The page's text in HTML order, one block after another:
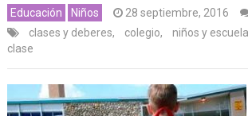
Educación Niños 28 septiembre, 2016
clases y deberes, colegio, niños y escuela
clase